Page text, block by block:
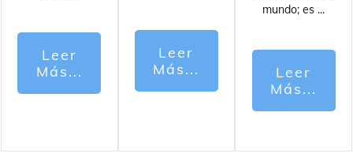
Leer
Más...
Leer
Más...
mundo; es ...
Leer
Más...